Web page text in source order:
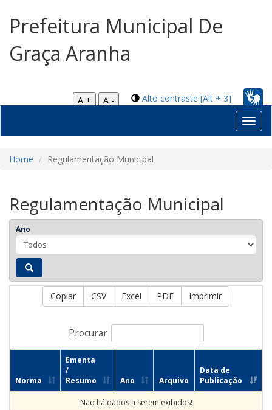
Prefeitura Municipal De
Graça Aranha
Alto contraste [Alt + 3]
A +
A -
Home Regulamentação Municipal
Regulamentação Municipal
Ano
Copiar CSV Excel PDF Imprimir
Procurar
Norma
Ementa
/
Resumo
Ano Arquivo
Data de
Publicação
Não há dados a serem exibidos!